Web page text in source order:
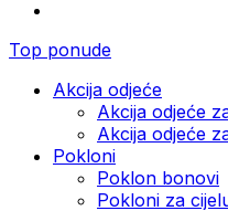
Top ponude
Akcija odjeće
Akcija odjeće
Akcija odjeće
Pokloni
Poklon bonovi
Pokloni za